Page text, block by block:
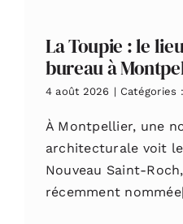
La Toupie : le
bureau à
4 août 2026 | Catégories :
À Montpellier, une
architecturale voit
Nouveau Saint-
récemment